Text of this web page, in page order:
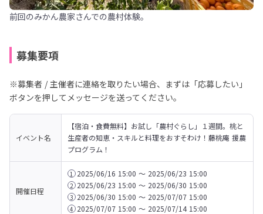
前回のみかん農家さんでの農村体験。
募集要項
※募集者 / 主催者に連絡を取りたい場合、まずは「応募したい」
ボタンを押してメッセージを送ってください。
イベント名
【宿泊・食費無料】お試し「農村ぐらし」１週間。桃と
生産者の知恵・スキルと料理をおすそわけ！藤桃庵 援農
プログラム！
開催日程
1 2025/06/16 15:00 〜 2025/06/23 15:00
2 2025/06/23 15:00 〜 2025/06/30 15:00
3 2025/06/30 15:00 〜 2025/07/07 15:00
4 2025/07/07 15:00 〜 2025/07/14 15:00